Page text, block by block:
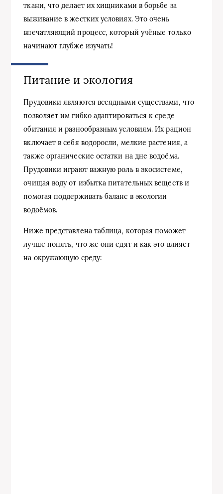
ткани, что делает их хищниками в борьбе за
выживание в жестких условиях. Это очень
впечатляющий процесс, который учёные только
начинают глубже изучать!
Питание и экология
Прудовики являются всеядными существами, что
позволяет им гибко адаптироваться к среде
обитания и разнообразным условиям. Их рацион
включает в себя водоросли, мелкие растения, а
также органические остатки на дне водоёма.
Прудовики играют важную роль в экосистеме,
очищая воду от избытка питательных веществ и
помогая поддерживать баланс в экологии
водоёмов.
Ниже представлена таблица, которая поможет
лучше понять, что же они едят и как это влияет
на окружающую среду: